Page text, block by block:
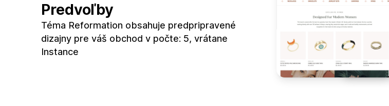
Predvoľby
Téma Reformation obsahuje predpripravené
dizajny pre váš obchod v počte: 5, vrátane
Instance